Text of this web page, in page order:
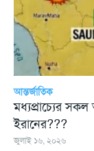
আন্তর্জাতিক
মধ্যপ্রাচ্যের
ইরানের???
জুলাই ১৬, ২০২৬